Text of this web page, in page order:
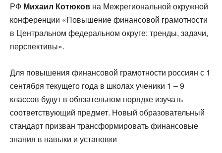
РФ Михаил Котюков на Межрегиональной окружной
конференции «Повышение финансовой грамотности
в Центральном федеральном округе: тренды, задачи,
перспективы».
Для повышения финансовой грамотности россиян с 1
сентября текущего года в школах ученики 1 – 9
классов будут в обязательном порядке изучать
соответствующий предмет. Новый образовательный
стандарт призван трансформировать финансовые
знания в навыки и установки